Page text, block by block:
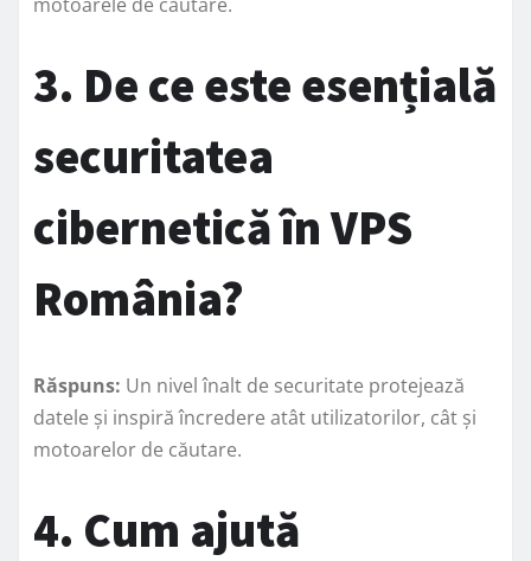
3. De ce este esențială
securitatea
cibernetică în VPS
România?
Răspuns: Un nivel înalt de securitate protejează
datele și inspiră încredere atât utilizatorilor, cât și
motoarelor de căutare.
4. Cum ajută